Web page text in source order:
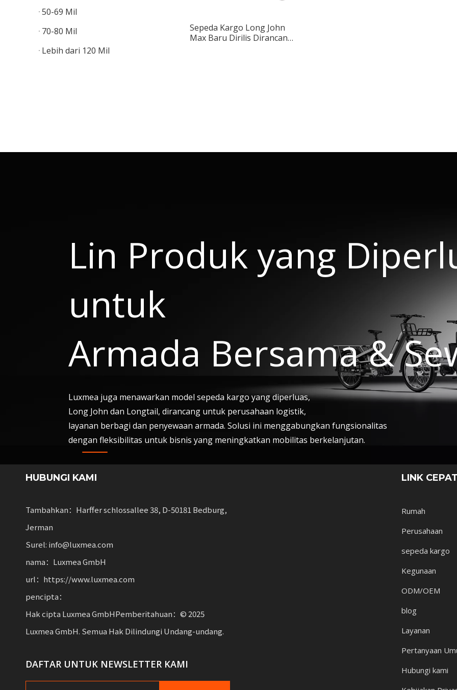
50-69 Mil
70-80 Mil
Lebih dari 120 Mil
Sepeda Kargo Long John
Max Baru Dirilis Dirancang
Lin Produk yang
untuk
Armada Bersama &
Luxmea juga menawarkan model sepeda kargo yang diperluas,
Long John dan Longtail, dirancang untuk perusahaan logistik,
layanan berbagi dan penyewaan armada. Solusi ini menggabungkan fungsionalitas
dengan fleksibilitas untuk bisnis yang meningkatkan mobilitas berkelanjutan.
HUBUNGI KAMI
Tambahkan：Harffer schlossallee 38, D-50181 Bedburg,
Jerman
Surel: info@luxmea.com
nama：Luxmea GmbH
url：https://www.luxmea.com
pencipta：
Hak cipta Luxmea GmbHPemberitahuan：© ​​2025
Luxmea GmbH. Semua Hak Dilindungi Undang-undang.
DAFTAR UNTUK NEWSLETTER KAMI
LINK CEPAT
Rumah
Perusahaan
sepeda kargo
Kegunaan
ODM/OEM
blog
Layanan
Pertanyaan
Hubungi kami